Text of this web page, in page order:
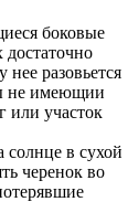
боковые
разовьется
не имеющии
или участок
в сухой
черенок во